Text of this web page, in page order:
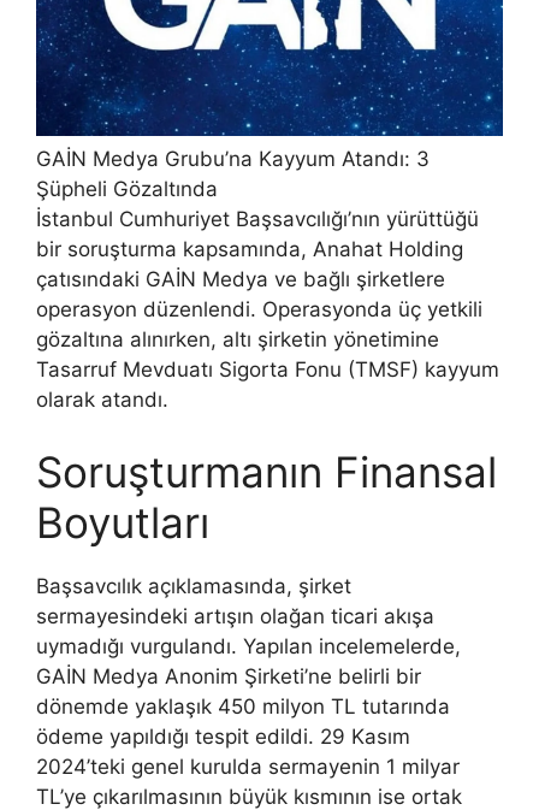
GAİN Medya Grubu’na Kayyum Atandı: 3
Şüpheli Gözaltında
İstanbul Cumhuriyet Başsavcılığı’nın yürüttüğü
bir soruşturma kapsamında, Anahat Holding
çatısındaki GAİN Medya ve bağlı şirketlere
operasyon düzenlendi. Operasyonda üç yetkili
gözaltına alınırken, altı şirketin yönetimine
Tasarruf Mevduatı Sigorta Fonu (TMSF) kayyum
olarak atandı.
Soruşturmanın Finansal
Boyutları
Başsavcılık açıklamasında, şirket
sermayesindeki artışın olağan ticari akışa
uymadığı vurgulandı. Yapılan incelemelerde,
GAİN Medya Anonim Şirketi’ne belirli bir
dönemde yaklaşık 450 milyon TL tutarında
ödeme yapıldığı tespit edildi. 29 Kasım
2024’teki genel kurulda sermayenin 1 milyar
TL’ye çıkarılmasının büyük kısmının ise ortak